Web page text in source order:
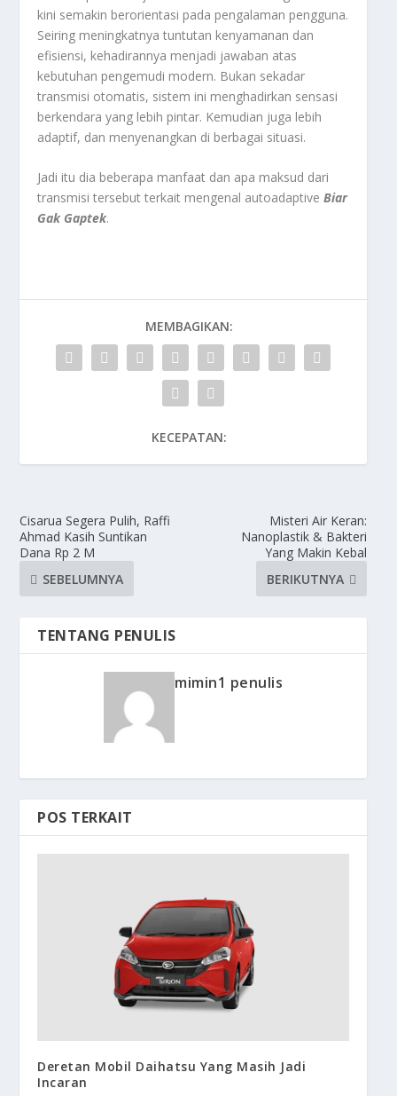
kini semakin berorientasi pada pengalaman pengguna.
Seiring meningkatnya tuntutan kenyamanan dan
efisiensi, kehadirannya menjadi jawaban atas
kebutuhan pengemudi modern. Bukan sekadar
transmisi otomatis, sistem ini menghadirkan sensasi
berkendara yang lebih pintar. Kemudian juga lebih
adaptif, dan menyenangkan di berbagai situasi.
Jadi itu dia beberapa manfaat dan apa maksud dari
transmisi tersebut terkait mengenal autoadaptiveBiar
Gak Gaptek.
MEMBAGIKAN:
KECEPATAN:
Cisarua Segera Pulih, Raffi
Ahmad Kasih Suntikan
Dana Rp 2 M
SEBELUMNYA
Misteri Air Keran:
Nanoplastik & Bakteri
Yang Makin Kebal
BERIKUTNYA
TENTANG PENULIS
mimin1 penulis
POS TERKAIT
Deretan Mobil Daihatsu Yang Masih Jadi
Incaran